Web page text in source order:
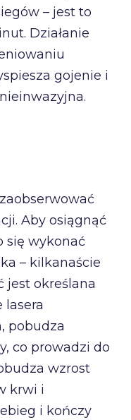
– jest to
Działanie
gojenie i
Aby osiągnąć
się wykonać
– kilkanaście
jest określana
lasera
pobudza
co prowadzi do
wzrost
krwi i
i kończy